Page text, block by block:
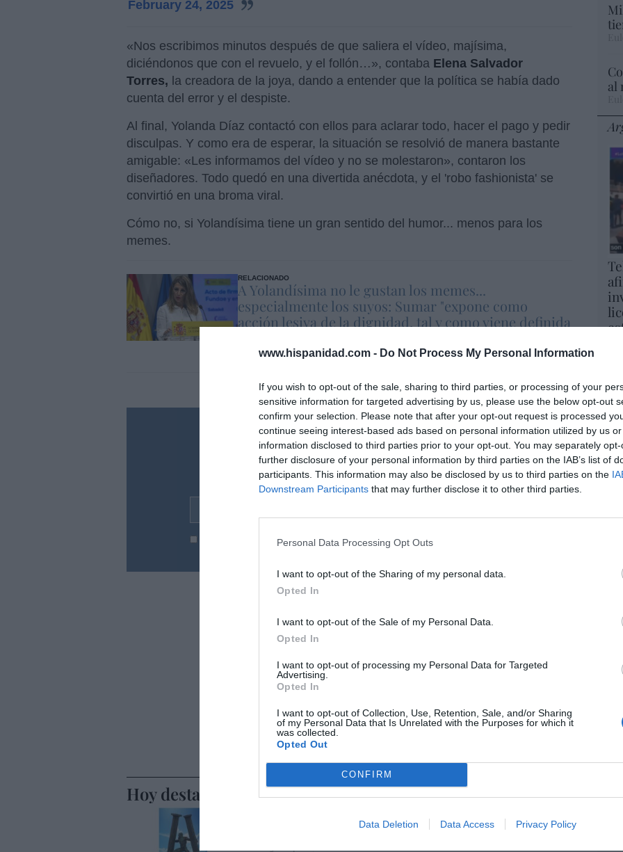
www.hispanidad.com - Do Not Process My Personal Information
If you wish to opt-out of the sale, sharing to third parties, or processing of your
sensitive information for targeted advertising by us, please use the below opt-out
confirm your selection. Please note that after your opt-out request is processed
continue seeing interest-based ads based on personal information utilized by us
information disclosed to third parties prior to your opt-out. You may separately
further disclosure of your personal information by third parties on the IAB’s list of
participants. This information may also be disclosed by us to third parties on the
Downstream Participants that may further disclose it to other third parties.
Personal Data Processing Opt Outs
I want to opt-out of the Sharing of my personal data.
Opted In
I want to opt-out of the Sale of my Personal Data.
Opted In
I want to opt-out of processing my Personal Data for Targeted
Advertising.
Opted In
I want to opt-out of Collection, Use, Retention, Sale, and/or Sharing
of my Personal Data that Is Unrelated with the Purposes for which it
was collected.
Opted Out
CONFIRM
Data Deletion Data Access Privacy Policy
February 24, 2025
«Nos escribimos minutos después de que saliera el vídeo, majísima,
diciéndonos que con el revuelo, y el follón…», contaba Elena Salvador
Torres, la creadora de la joya, dando a entender que la política se había dado
cuenta del error y el despiste.
Al final, Yolanda Díaz contactó con ellos para aclarar todo, hacer el pago y pedir
disculpas. Y como era de esperar, la situación se resolvió de manera bastante
amigable: «Les informamos del vídeo y no se molestaron», contaron los
diseñadores. Todo quedó en una divertida anécdota, y el 'robo fashionista' se
convirtió en una broma viral.
Cómo no, si Yolandísima tiene un gran sentido del humor... menos para los
memes.
RELACIONADO
A Yolandísima no le gustan los memes...
especialmente los suyos: Sumar "expone como
acción lesiva de la dignidad, tal y como viene definida
inteligencia artificial que conlleve dicho daño"
¿Te ha interesado este artículo?
Suscríbete a nuestro newsletter y recibe cada dia
en tu correo lo más destacado de Hispanidad
He leído y acepto lascondiciones legales
Hoy destacamos
Ceuta y Melilla, las dos columnas de Hércules
al
tu